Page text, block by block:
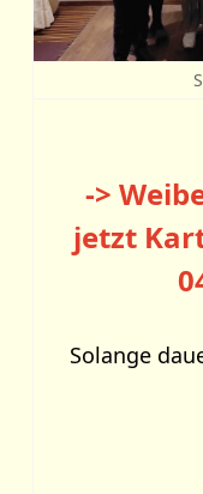
->
jetzt
Solange